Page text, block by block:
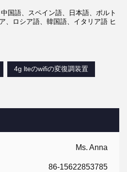
Ms. Anna
86-15622853785
国語、スペイン語、日本語、ポルト
、ロシア語、韓国語、イタリア語 ヒ
4g lteのwifiの変復調装置